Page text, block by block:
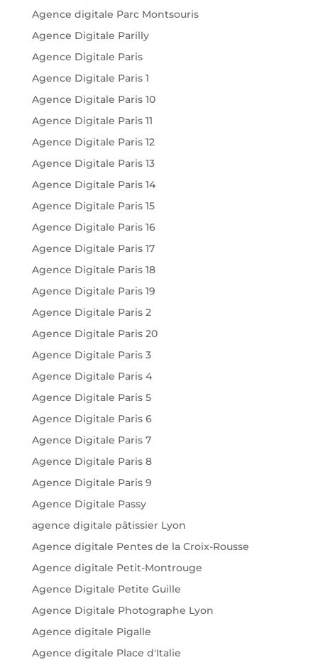
Agence digitale Parc Montsouris
Agence Digitale Parilly
Agence Digitale Paris
Agence Digitale Paris 1
Agence Digitale Paris 10
Agence Digitale Paris 11
Agence Digitale Paris 12
Agence Digitale Paris 13
Agence Digitale Paris 14
Agence Digitale Paris 15
Agence Digitale Paris 16
Agence Digitale Paris 17
Agence Digitale Paris 18
Agence Digitale Paris 19
Agence Digitale Paris 2
Agence Digitale Paris 20
Agence Digitale Paris 3
Agence Digitale Paris 4
Agence Digitale Paris 5
Agence Digitale Paris 6
Agence Digitale Paris 7
Agence Digitale Paris 8
Agence Digitale Paris 9
Agence Digitale Passy
agence digitale pâtissier Lyon
Agence digitale Pentes de la Croix-Rousse
Agence digitale Petit-Montrouge
Agence Digitale Petite Guille
Agence Digitale Photographe Lyon
Agence digitale Pigalle
Agence digitale Place d'Italie